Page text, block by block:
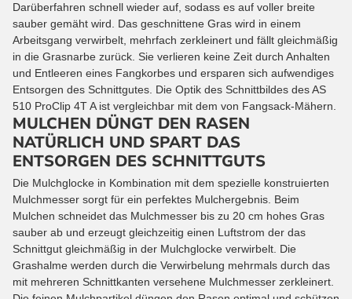
Darüberfahren schnell wieder auf, sodass es auf voller breite
sauber gemäht wird. Das geschnittene Gras wird in einem
Arbeitsgang verwirbelt, mehrfach zerkleinert und fällt gleichmäßig
in die Grasnarbe zurück. Sie verlieren keine Zeit durch Anhalten
und Entleeren eines Fangkorbes und ersparen sich aufwendiges
Entsorgen des Schnittgutes. Die Optik des Schnittbildes des AS
510 ProClip 4T A ist vergleichbar mit dem von Fangsack-Mähern.
MULCHEN DÜNGT DEN RASEN
NATÜRLICH UND SPART DAS
ENTSORGEN DES SCHNITTGUTS
Die Mulchglocke in Kombination mit dem spezielle konstruierten
Mulchmesser sorgt für ein perfektes Mulchergebnis. Beim
Mulchen schneidet das Mulchmesser bis zu 20 cm hohes Gras
sauber ab und erzeugt gleichzeitig einen Luftstrom der das
Schnittgut gleichmäßig in der Mulchglocke verwirbelt. Die
Grashalme werden durch die Verwirbelung mehrmals durch das
mit mehreren Schnittkanten versehene Mulchmesser zerkleinert.